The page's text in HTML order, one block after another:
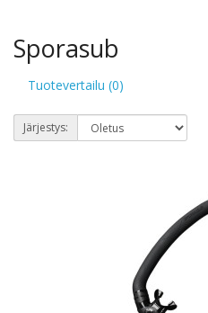
Sporasub
Tuotevertailu (0)
Järjestys: